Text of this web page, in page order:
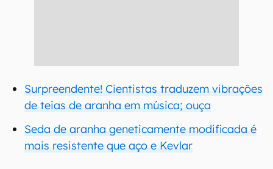
Surpreendente! Cientistas traduzem vibrações
de teias de aranha em música; ouça
Seda de aranha geneticamente modificada é
mais resistente que aço e Kevlar